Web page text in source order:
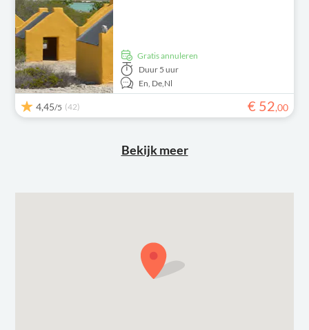
Gratis annuleren
Duur 5 uur
En, De,Nl
4,45/5 (42) € 52,00
Bekijk meer